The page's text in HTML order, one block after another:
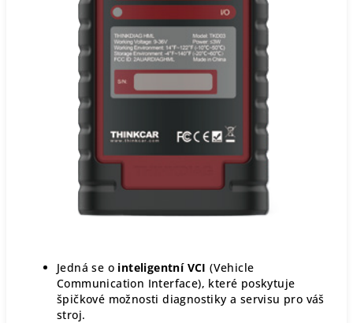
Jedná se o inteligentní VCI (Vehicle
Communication Interface), které poskytuje
špičkové možnosti diagnostiky a servisu pro váš
stroj.